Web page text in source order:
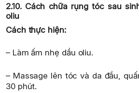
2.10. Cách chữa rụng tóc sau
oliu
Cách thực hiện:
– Làm ấm nhẹ dầu oliu.
– Massage lên tóc và da đầu,
30 phút.